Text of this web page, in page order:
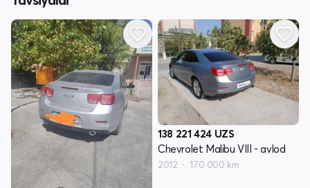
138 221 424 UZS
Chevrolet Malibu VIII - avlod
2012 170 000 km